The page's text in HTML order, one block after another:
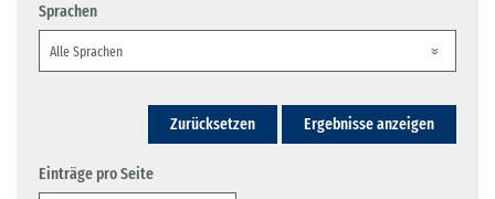
Sprachen
Zurücksetzen Ergebnisse anzeigen
Einträge pro Seite